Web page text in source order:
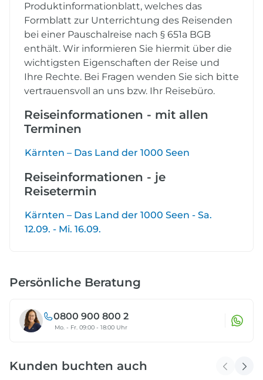
Produktinformationblatt, welches das
Formblatt zur Unterrichtung des Reisenden
bei einer Pauschalreise nach § 651a BGB
enthält. Wir informieren Sie hiermit über die
wichtigsten Eigenschaften der Reise und
Ihre Rechte. Bei Fragen wenden Sie sich bitte
vertrauensvoll an uns bzw. Ihr Reisebüro.
Reiseinformationen - mit allen
Terminen
Kärnten – Das Land der 1000 Seen
Reiseinformationen - je
Reisetermin
Kärnten – Das Land der 1000 Seen - Sa.
12.09. - Mi. 16.09.
Persönliche Beratung
0800 900 800 2
Mo. - Fr. 09:00 - 18:00 Uhr
Kunden buchten auch